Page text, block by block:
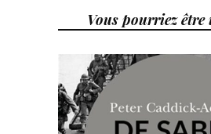
Vous pourriez être